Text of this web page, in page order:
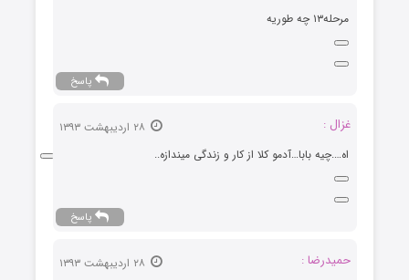
مرحله۱۳ چه طوریه
پاسخ
غزال :
اه….چیه بابا…آدمو کلا از کار و زندگی میندازه..
پاسخ
حمیدرضا :